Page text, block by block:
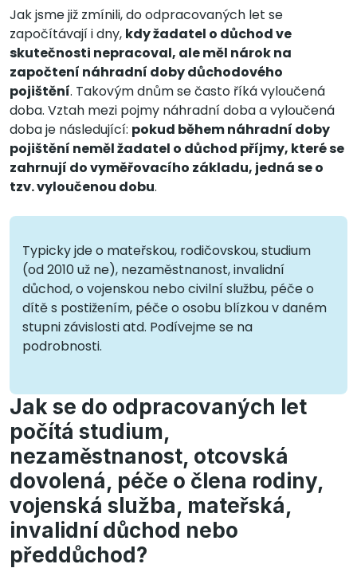
Jak jsme již zmínili, do odpracovaných let se
započítávají i dny, kdy žadatel o důchod ve
skutečnosti nepracoval, ale měl nárok na
započtení náhradní doby důchodového
pojištění. Takovým dnům se často říká vyloučená
doba. Vztah mezi pojmy náhradní doba a vyloučená
doba je následující: pokud během náhradní doby
pojištění neměl žadatel o důchod příjmy, které se
zahrnují do vyměřovacího základu, jedná se o
tzv. vyloučenou dobu.
Typicky jde o mateřskou, rodičovskou, studium
(od 2010 už ne), nezaměstnanost, invalidní
důchod, o vojenskou nebo civilní službu, péče o
dítě s postižením, péče o osobu blízkou v daném
stupni závislosti atd. Podívejme se na
podrobnosti.
Jak se do odpracovaných let
počítá studium,
nezaměstnanost, otcovská
dovolená, péče o člena rodiny,
vojenská služba, mateřská,
invalidní důchod nebo
předdůchod?